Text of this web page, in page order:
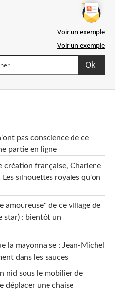
Voir un exemple
Voir un exemple
pas conscience de ce
partie en ligne
création française, Charlene
silhouettes royales qu'on
amoureuse" de ce village de
star) : bientôt un
la mayonnaise : Jean-Michel
dans les sauces
nid sous le mobilier de
déplacer une chaise